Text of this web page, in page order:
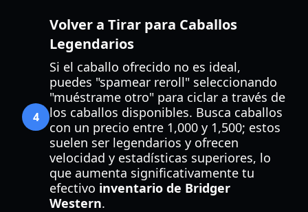
4
Volver a Tirar para Caballos
Legendarios
Si el caballo ofrecido no es ideal,
puedes "spamear reroll" seleccionando
"muéstrame otro" para ciclar a través de
los caballos disponibles. Busca caballos
con un precio entre 1,000 y 1,500; estos
suelen ser legendarios y ofrecen
velocidad y estadísticas superiores, lo
que aumenta significativamente tu
efectivo inventario de Bridger
Western.